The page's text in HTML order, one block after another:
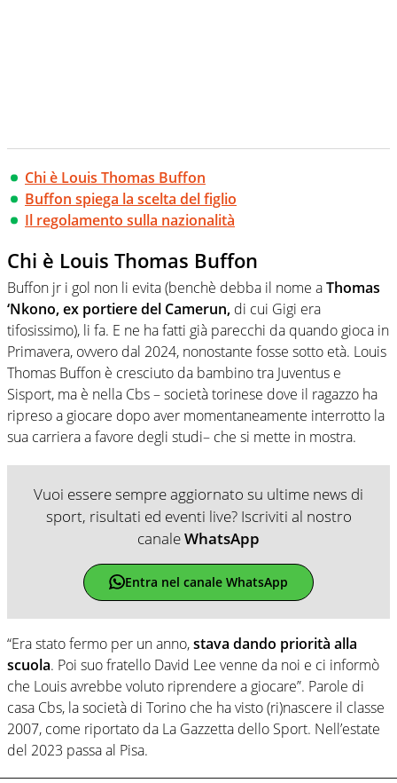
Chi è Louis Thomas Buffon
Buffon spiega la scelta del figlio
Il regolamento sulla nazionalità
Chi è Louis Thomas Buffon
Buffon jr i gol non li evita (benchè debba il nome aThomas
‘Nkono, ex portiere del Camerun, di cui Gigi era
tifosissimo), li fa. E ne ha fatti già parecchi da quando gioca in
Primavera, ovvero dal 2024, nonostante fosse sotto età. Louis
Thomas Buffon è cresciuto da bambino tra Juventus e
Sisport, ma è nella Cbs – società torinese dove il ragazzo ha
ripreso a giocare dopo aver momentaneamente interrotto la
sua carriera a favore degli studi– che si mette in mostra.
Vuoi essere sempre aggiornato su ultime news di
sport, risultati ed eventi live? Iscriviti al nostro
canaleWhatsApp
Entra nel canale WhatsApp
“Era stato fermo per un anno,stava dando priorità alla
scuola. Poi suo fratello David Lee venne da noi e ci informò
che Louis avrebbe voluto riprendere a giocare”. Parole di
casa Cbs, la società di Torino che ha visto (ri)nascere il classe
2007, come riportato da La Gazzetta dello Sport. Nell’estate
del 2023 passa al Pisa.